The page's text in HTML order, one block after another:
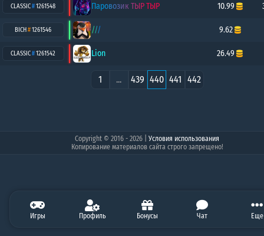
0.00 10.00 0.00
Игры Профиль Бонусы Чат Еще
CLASSIC#1261548 Паровозик ТЫР ТЫР 10.99
BICH#1261546 /// 9.62
CLASSIC#1261542 Lion 26.49
1 ... 439 440 441 442
Copyright © 2016 - 2026 |Условия использования
Копирование материалов сайта строго запрещено!